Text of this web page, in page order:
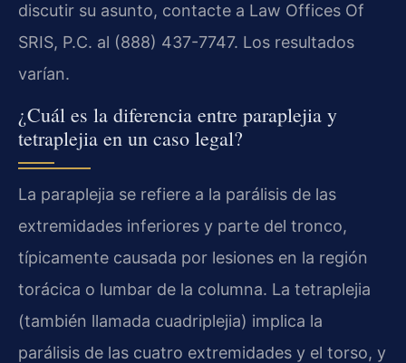
discutir su asunto, contacte a Law Offices Of
SRIS, P.C. al (888) 437-7747. Los resultados
varían.
¿Cuál es la diferencia entre paraplejia y
tetraplejia en un caso legal?
La paraplejia se refiere a la parálisis de las
extremidades inferiores y parte del tronco,
típicamente causada por lesiones en la región
torácica o lumbar de la columna. La tetraplejia
(también llamada cuadriplejia) implica la
parálisis de las cuatro extremidades y el torso, y